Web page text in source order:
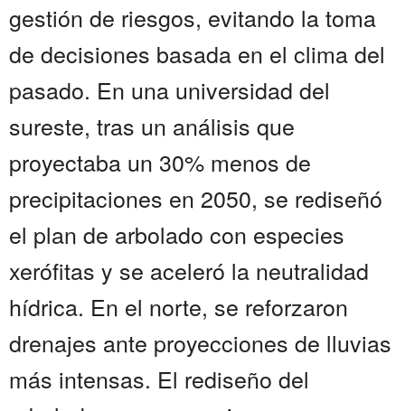
gestión de riesgos, evitando la toma
de decisiones basada en el clima del
pasado. En una universidad del
sureste, tras un análisis que
proyectaba un 30% menos de
precipitaciones en 2050, se rediseñó
el plan de arbolado con especies
xerófitas y se aceleró la neutralidad
hídrica. En el norte, se reforzaron
drenajes ante proyecciones de lluvias
más intensas. El rediseño del